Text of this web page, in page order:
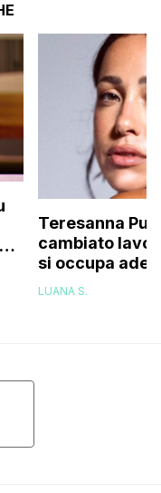
Teresanna
cambiato
si occupa
l’avevo fatto
LUANA S.